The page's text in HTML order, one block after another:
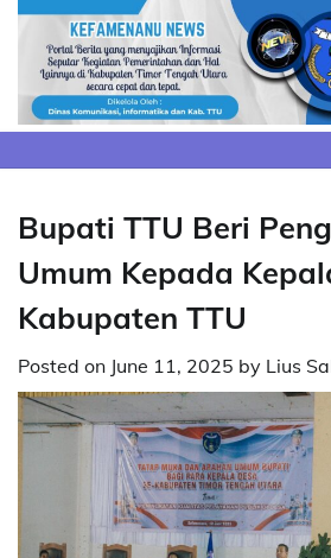
Skip
content
Bupati TTU Beri
Umum Kepada
Kabupaten TTU
Posted on June 11, 2025 by Lius